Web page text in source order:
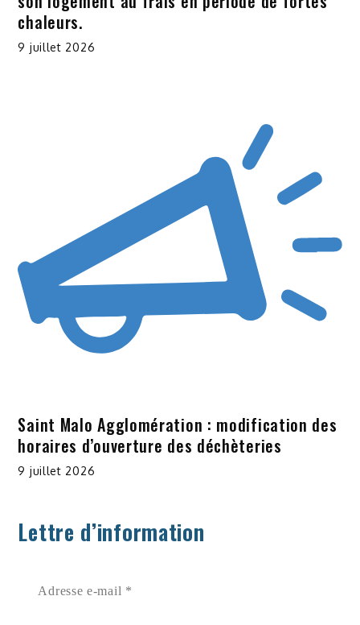
chaleurs.
9 juillet 2026
Saint Malo Agglomération : modification des
horaires d’ouverture des déchèteries
9 juillet 2026
Lettre d’information